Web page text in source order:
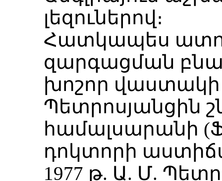
լեզուներով։
Հատկապես
զարգացման
խոշոր վաստակի
Պետրոսյանցին
համալսարանի
դոկտորի
1977 թ. Ա. Մ.